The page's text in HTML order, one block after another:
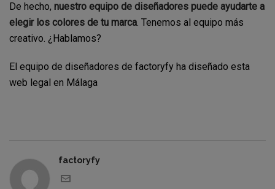
De hecho, nuestro equipo de diseñadores puede ayudarte a
elegir los colores de tu marca. Tenemos al equipo más
creativo. ¿Hablamos?
El equipo de diseñadores de factoryfy ha diseñado esta
web legal en Málaga
factoryfy